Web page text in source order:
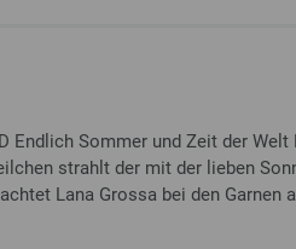
Endlich Sommer und Zeit der
strahlt der mit der lieben
Lana Grossa bei den Garnen